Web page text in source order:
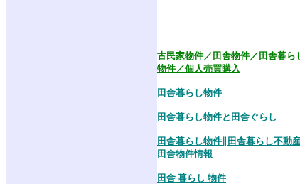
古民家物件／田舎物件／田舎暮ら
物件／個人売買購入
田舎暮らし物件
田舎暮らし物件と田舎ぐらし
田舎暮らし物件∥田舎暮らし不動産
田舎物件情報
田舎 暮らし 物件